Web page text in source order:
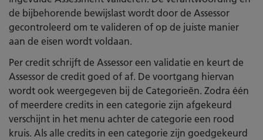
de bijbehorende bewijslast wordt door de Assessor
gecontroleerd om te valideren of op de juiste manier
aan de eisen wordt voldaan.
Per credit schrijft de Assessor een validatie en keurt de
Assessor de credit goed of af. De voortgang hiervan
wordt ook weergegeven bij de Categorieën. Zodra één
of meerdere credits in een categorie zijn afgekeurd
verschijnt in het menu achter de categorie een rood
kruis. Als alle credits in een categorie zijn goedgekeurd